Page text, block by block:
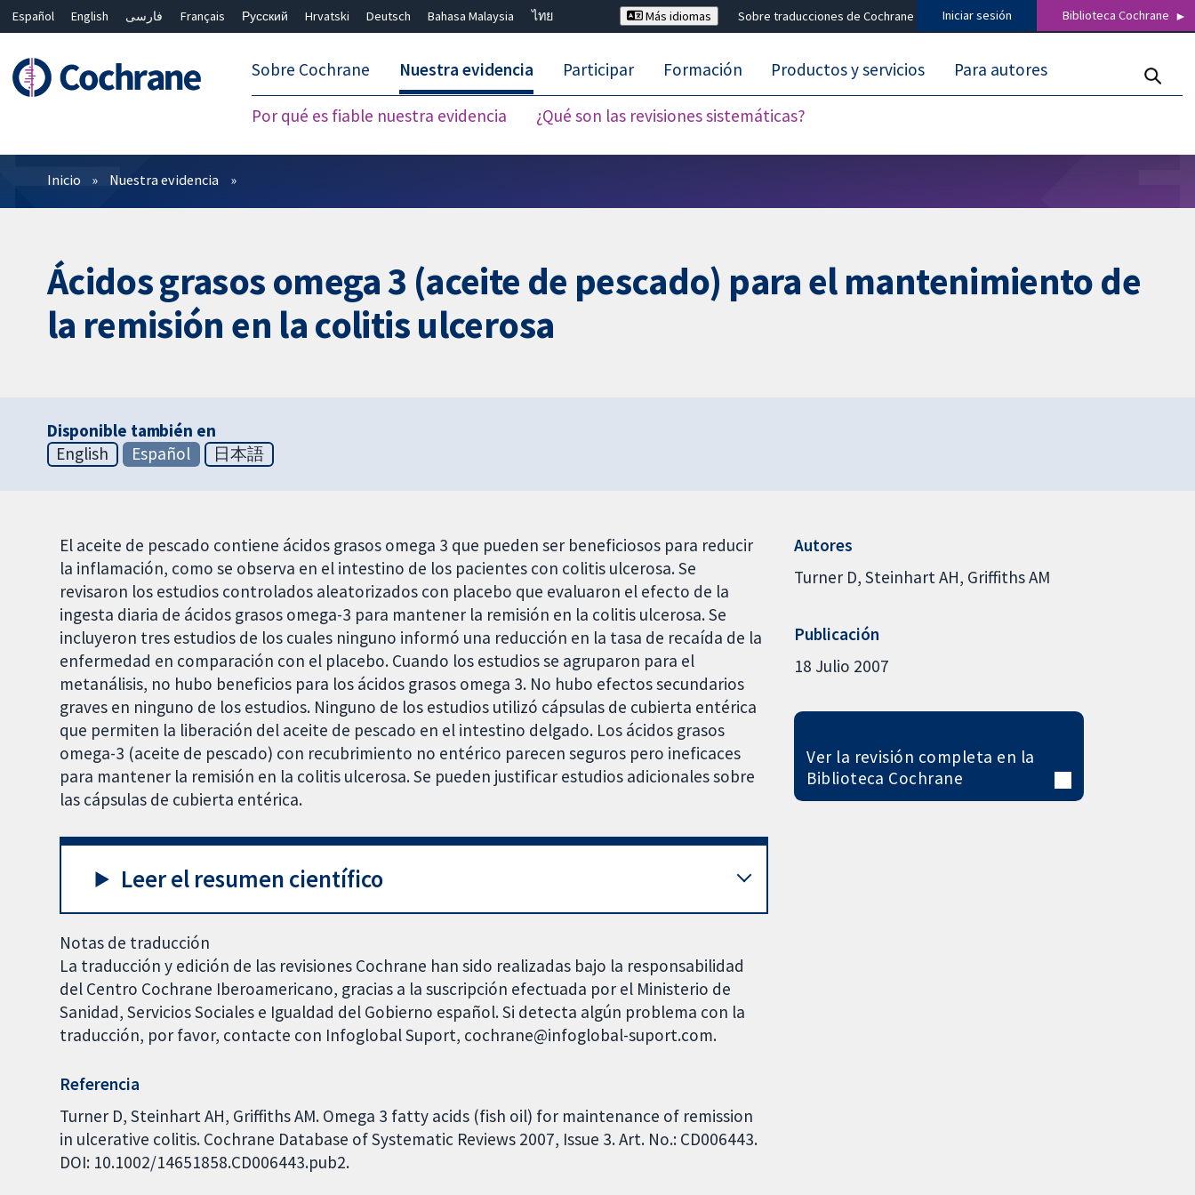
Español English فارسی Français Русский Hrvatski Deutsch Bahasa Malaysia
ไทย
Más idiomas Sobre traducciones de Cochrane Iniciar sesión Biblioteca Cochrane
Sobre Cochrane Nuestra evidencia
Por qué es fiable nuestra evidencia ¿Qué son las revisiones sistemáticas?
Participar Formación Productos y servicios Para autores
Filtros
Inicio Nuestra evidencia
Ácidos grasos omega 3 (aceite de pescado) para el mantenimiento de
la remisión en la colitis ulcerosa
Disponible también en
English
Español 日本語
El aceite de pescado contiene ácidos grasos omega 3 que pueden ser beneficiosos para reducir
la inflamación, como se observa en el intestino de los pacientes con colitis ulcerosa. Se
revisaron los estudios controlados aleatorizados con placebo que evaluaron el efecto de la
ingesta diaria de ácidos grasos omega-3 para mantener la remisión en la colitis ulcerosa. Se
incluyeron tres estudios de los cuales ninguno informó una reducción en la tasa de recaída de la
enfermedad en comparación con el placebo. Cuando los estudios se agruparon para el
metanálisis, no hubo beneficios para los ácidos grasos omega 3. No hubo efectos secundarios
graves en ninguno de los estudios. Ninguno de los estudios utilizó cápsulas de cubierta entérica
que permiten la liberación del aceite de pescado en el intestino delgado. Los ácidos grasos
omega-3 (aceite de pescado) con recubrimiento no entérico parecen seguros pero ineficaces
para mantener la remisión en la colitis ulcerosa. Se pueden justificar estudios adicionales sobre
las cápsulas de cubierta entérica.
Leer el resumen científico
Notas de traducción
La traducción y edición de las revisiones Cochrane han sido realizadas bajo la responsabilidad
del Centro Cochrane Iberoamericano, gracias a la suscripción efectuada por el Ministerio de
Sanidad, Servicios Sociales e Igualdad del Gobierno español. Si detecta algún problema con la
traducción, por favor, contacte con Infoglobal Suport, cochrane@infoglobal-suport.com.
Referencia
Turner D, Steinhart AH, Griffiths AM. Omega 3 fatty acids (fish oil) for maintenance of remission
in ulcerative colitis. Cochrane Database of Systematic Reviews 2007, Issue 3. Art. No.: CD006443.
DOI: 10.1002/14651858.CD006443.pub2.
Autores
Turner D Steinhart AH Griffiths AM
Publicación
18 Julio 2007
Ver la revisión completa en la
Biblioteca Cochrane